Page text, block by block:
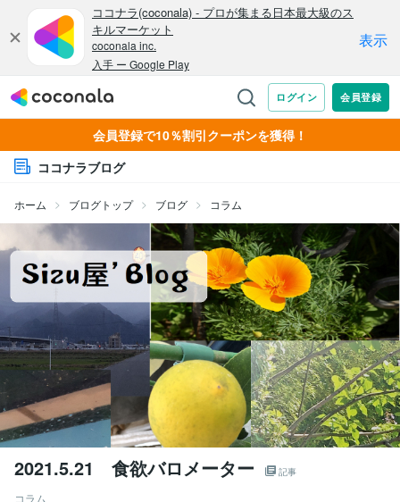
会員登録で10％割引クーポンを獲得！
ココナラブログ
ホーム ブログトップ ブログ コラム
2021.5.21 食欲バロメーター 記事
コラム